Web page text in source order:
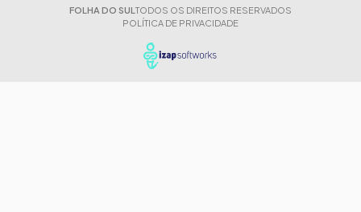
FOLHA DO SUL TODOS OS DIREITOS RESERVADOS
POLÍTICA DE PRIVACIDADE